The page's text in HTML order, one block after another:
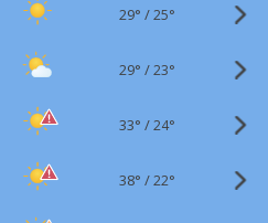
29° /25°
29° /23°
33° /24°
38° /22°